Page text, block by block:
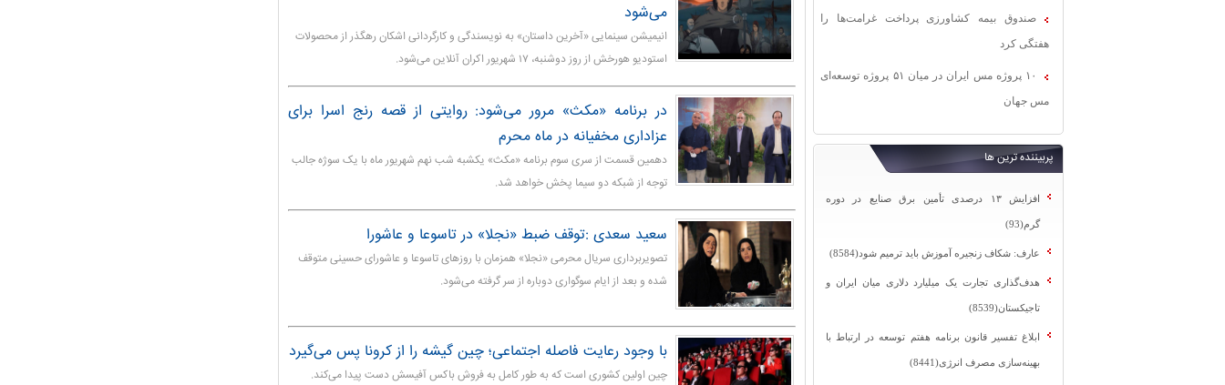
صندوق بیمه کشاورزی پرداخت غرامت‌ها را
هفتگی کرد
۱۰ پروژه مس ایران در میان ۵۱ پروژه توسعه‌ای
مس جهان
پربیننده ترین ها
افزایش ۱۳ درصدی تأمین برق صنایع در دوره
گرم(93)
عارف: شکاف زنجیره آموزش باید ترمیم شود(8584)
هدف‌گذاری تجارت یک میلیارد دلاری میان ایران و
تاجیکستان(8539)
ابلاغ تفسیر قانون برنامه هفتم توسعه در ارتباط با
بهینه‌سازی مصرف انرژی(8441)
می‌شود
انیمیشن سینمایی «آخرین داستان» به نویسندگی و کارگردانی اشکان رهگذر از محصولات
استودیو هورخش از روز دوشنبه، ۱۷ شهریور اکران آنلاین می‌شود.
در برنامه «مکث» مرور می‌شود: روایتی از قصه رنج اسرا برای
عزاداری مخفیانه در ماه محرم
دهمین قسمت از سری سوم برنامه «مکث» یکشبه شب نهم شهریور ماه با یک سوژه جالب
توجه از شبکه دو سیما پخش خواهد شد.
سعید سعدی :توقف ضبط «نجلا» در تاسوعا و عاشورا
تصویربرداری سریال محرمی «نجلا» همزمان با روزهای تاسوعا و عاشورای حسینی متوقف
شده و بعد از ایام سوگواری دوباره از سر گرفته می‌شود.
با وجود رعایت فاصله اجتماعی؛ چین گیشه را از کرونا پس می‌گیرد
چین اولین کشوری است که به طور کامل به فروش باکس آفیسش دست پیدا می‌کند.